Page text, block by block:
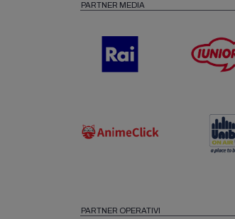
PARTNER MEDIA
PARTNER OPERATIVI